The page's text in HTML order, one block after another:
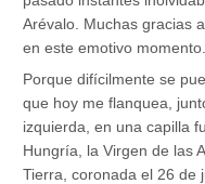
Arévalo. Muchas gracias
en este emotivo momento.
Porque difícilmente se
que hoy me flanquea,
izquierda, en una capilla
Hungría, la Virgen de las
Tierra, coronada el 26 de